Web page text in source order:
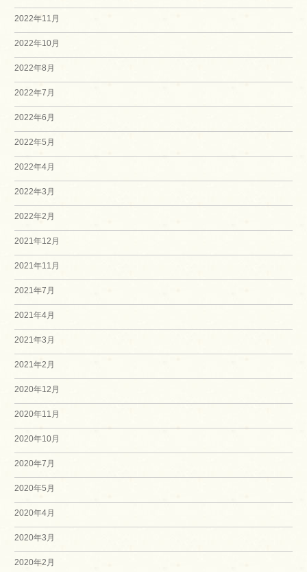
2022年11月
2022年10月
2022年8月
2022年7月
2022年6月
2022年5月
2022年4月
2022年3月
2022年2月
2021年12月
2021年11月
2021年7月
2021年4月
2021年3月
2021年2月
2020年12月
2020年11月
2020年10月
2020年7月
2020年5月
2020年4月
2020年3月
2020年2月